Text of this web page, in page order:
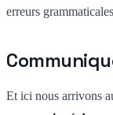
erreurs
Et ici nous arrivons